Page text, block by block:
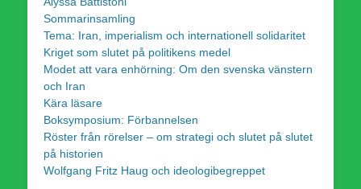
Sommarinsamling
Tema: Iran, imperialism och internationell solidaritet
Kriget som slutet på politikens medel
Modet att vara enhörning: Om den svenska vänstern
och Iran
Kära läsare
Boksymposium: Förbannelsen
Röster från rörelser – om strategi och slutet på slutet
på historien
Wolfgang Fritz Haug och ideologibegreppet